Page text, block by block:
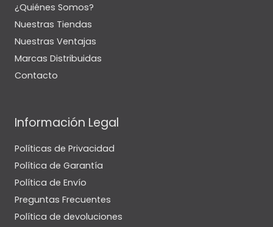
¿Quiénes Somos?
Nuestras Tiendas
Nuestras Ventajas
Marcas Distribuidas
Contacto
Información Legal
Políticas de Privacidad
Política de Garantía
Política de Envío
Preguntas Frecuentes
Política de devoluciones